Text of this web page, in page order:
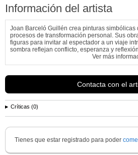
Información del artista
Joan Barceló Guillén crea pinturas
procesos de transformación personal. Sus
figuras para invitar al espectador a un viaje
sombra reflejan conflicto, esperanza y
Ver más
Contacta con el
Críticas (0)
Tienes que estar registrado para poder